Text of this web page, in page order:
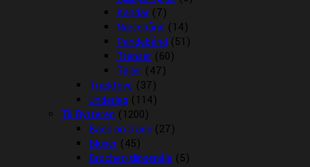
Kandar (7)
Næsebånd (14)
Pandebånd (51)
Trenser (60)
Tøjler (47)
Træktove (37)
Underlag (114)
Til Rytteren (1200)
Back on track (27)
Bluser (45)
Brocher/slipsenåle (5)